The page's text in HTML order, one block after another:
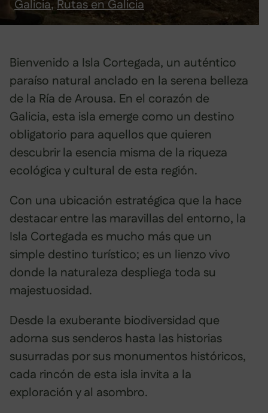
Galicia, Rutas en Galicia
Bienvenido a Isla Cortegada, un auténtico
paraíso natural anclado en la serena belleza
de la Ría de Arousa. En el corazón de
Galicia, esta isla emerge como un destino
obligatorio para aquellos que quieren
descubrir la esencia misma de la riqueza
ecológica y cultural de esta región.
Con una ubicación estratégica que la hace
destacar entre las maravillas del entorno, la
Isla Cortegada es mucho más que un
simple destino turístico; es un lienzo vivo
donde la naturaleza despliega toda su
majestuosidad.
Desde la exuberante biodiversidad que
adorna sus senderos hasta las historias
susurradas por sus monumentos históricos,
cada rincón de esta isla invita a la
exploración y al asombro.